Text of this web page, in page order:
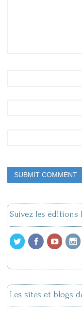
Suivez les éditions
Les sites et blogs